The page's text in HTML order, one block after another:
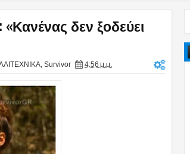
δεν ξοδεύει
Survivor 4:56 μ.μ.